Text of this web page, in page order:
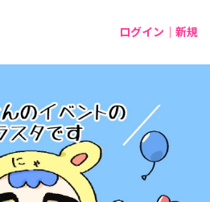
ログイン｜新規